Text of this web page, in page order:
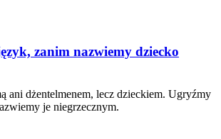
zanim nazwiemy dziecko
ani dżentelmenem, lecz dzieckiem. Ugryźmy
je niegrzecznym.